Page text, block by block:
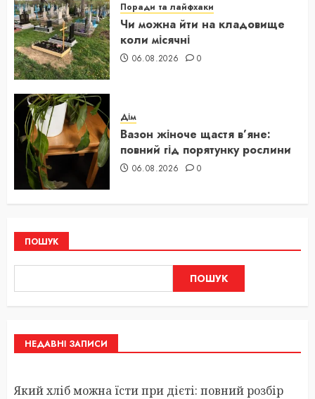
Поради та лайфхаки
Чи можна йти на кладовище
коли місячні
06.08.2026 0
Дім
Вазон жіноче щастя в’яне:
повний гід порятунку рослини
06.08.2026 0
ПОШУК
ПОШУК
НЕДАВНІ ЗАПИСИ
Який хліб можна їсти при дієті: повний розбір